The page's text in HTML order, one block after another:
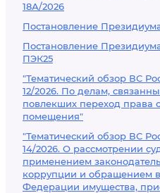
18А/2026
Постановление
Постановление
ПЭК25
"Тематический обзор ВС
12/2026. По делам,
повлекших переход права
помещения"
"Тематический обзор ВС
14/2026. О рассмотрении
применением
коррупции и обращением
Федерации имущества,